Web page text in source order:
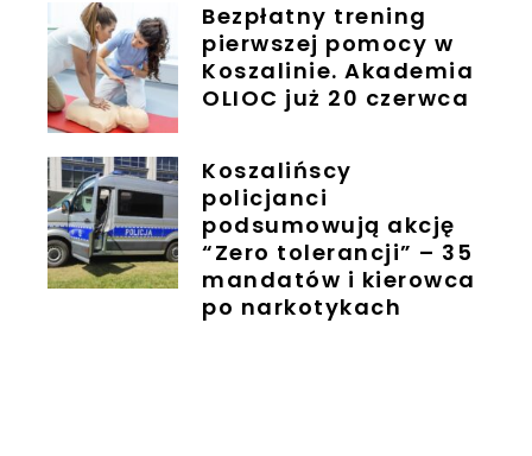
Bezpłatny trening
pierwszej pomocy w
Koszalinie. Akademia
OLIOC już 20 czerwca
Koszalińscy
policjanci
podsumowują akcję
“Zero tolerancji” – 35
mandatów i kierowca
po narkotykach